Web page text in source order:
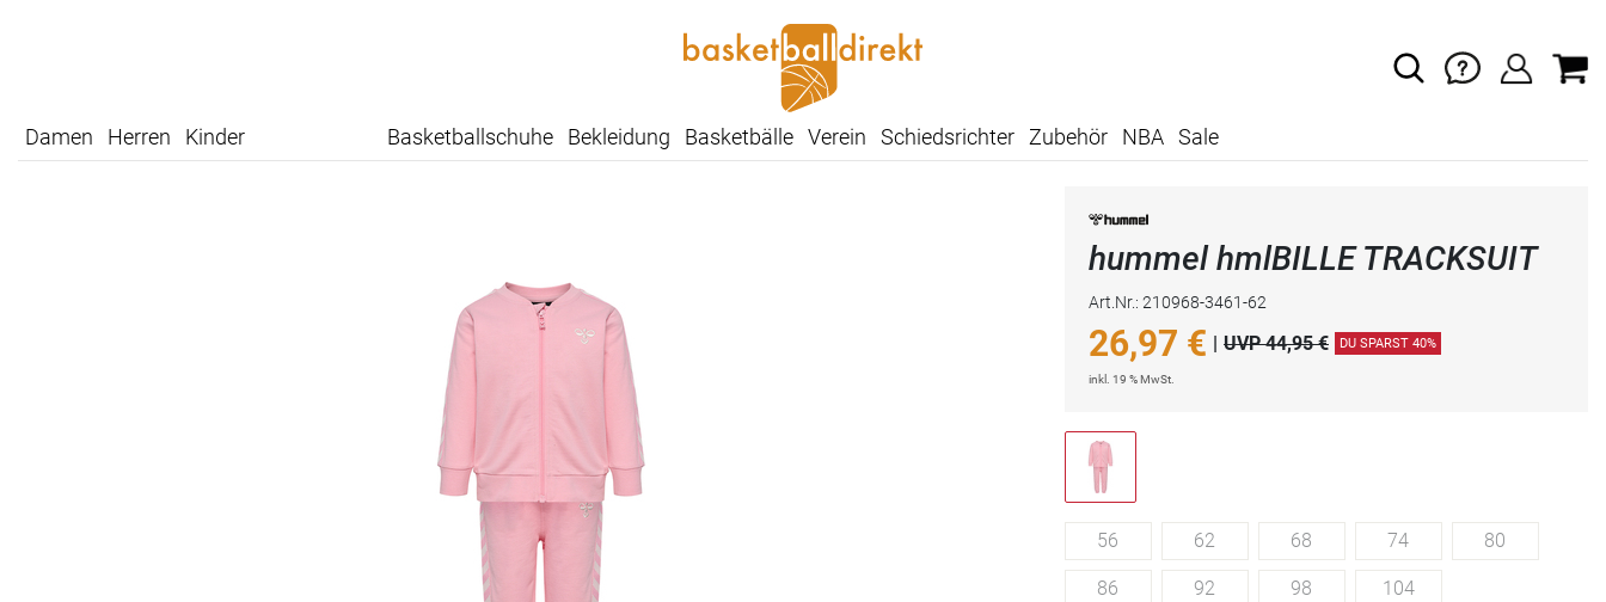
Damen Herren Kinder Basketballschuhe Bekleidung Basketbälle Verein Schiedsrichter Zubehör NBA Sale
hummel hmlBILLE TRACKSUIT
Art.Nr.: 210968-3461-62
26,97 € | UVP 44,95 € DU SPARST 40%
inkl. 19 % MwSt.
56 62 68 74 80
86 92 98 104